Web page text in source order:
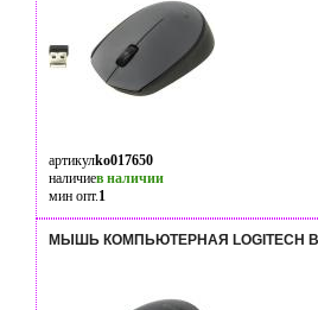
артикулko017650
наличиев наличии
мин опт.1
МЫШЬ КОМПЬЮТЕРНАЯ LOGITECH